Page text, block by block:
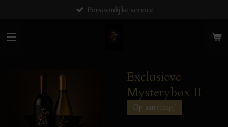
naar
de
Persoonlijke service
Exclusieve
Mysterybox II
Op aanvraag!